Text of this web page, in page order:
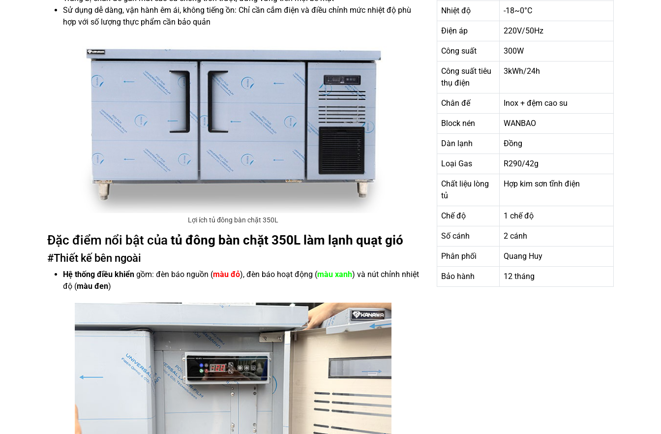
Nhiệt độ -18~0°C
Điện áp 220V/50Hz
Công suất 300W
Công suất tiêu
thụ điện
3kWh/24h
Chân đế Inox + đệm cao su
Block nén WANBAO
Dàn lạnh Đồng
Loại Gas R290/42g
Chất liệu lòng
tủ
Hợp kim sơn tĩnh điện
Chế độ 1 chế độ
Số cánh 2 cánh
Phân phối Quang Huy
Bảo hành 12 tháng
Sử dụng dễ dàng, vận hành êm ái, không tiếng ồn: Chỉ cần cắm điện và điều chỉnh mức nhiệt độ phù
hợp với số lượng thực phẩm cần bảo quản
Lợi ích tủ đông bàn chặt 350L
Đặc điểm nổi bật của tủ đông bàn chặt 350L làm lạnh quạt gió
#Thiết kế bên ngoài
Hệ thống điều khiển gồm: đèn báo nguồn (màu đỏ), đèn báo hoạt động (màu xanh) và nút chỉnh nhiệt
độ (màu đen)